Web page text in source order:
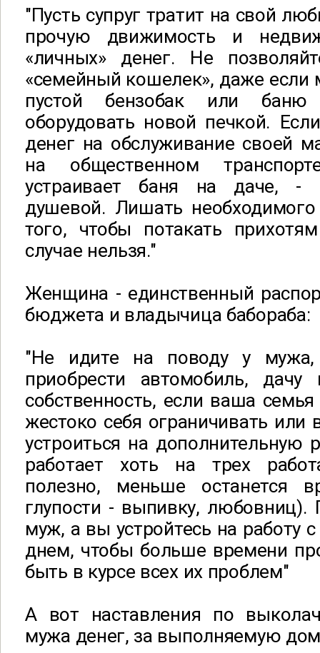
"Пусть супруг тратит на свой
прочую движимость и
«личных» денег. Не
«семейный кошелек», даже если
пустой бензобак или
оборудовать новой печкой.
денег на обслуживание своей
на общественном
устраивает баня на даче, -
душевой. Лишать
того, чтобы потакать
случае нельзя."
Женщина - единственный
бюджета и владычица бабораба:
"Не идите на поводу у мужа,
приобрести автомобиль,
собственность, если ваша
жестоко себя ограничивать или
устроиться на дополнительную
работает хоть на трех
полезно, меньше останется
глупости - выпивку, любовниц).
муж, а вы устройтесь на работу
днем, чтобы больше времени
быть в курсе всех их проблем"
А вот наставления по
мужа денег, за выполняемую